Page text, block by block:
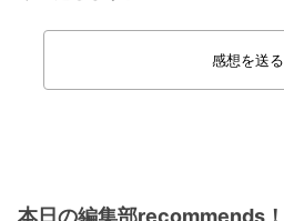
感想を送る